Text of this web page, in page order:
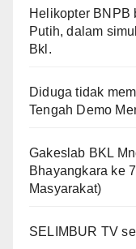
Helikopter BNPB
Putih, dalam
Bkl.
Diduga tidak
Tengah Demo
Gakeslab BKL
Bhayangkara ke
Masyarakat)
SELIMBUR TV